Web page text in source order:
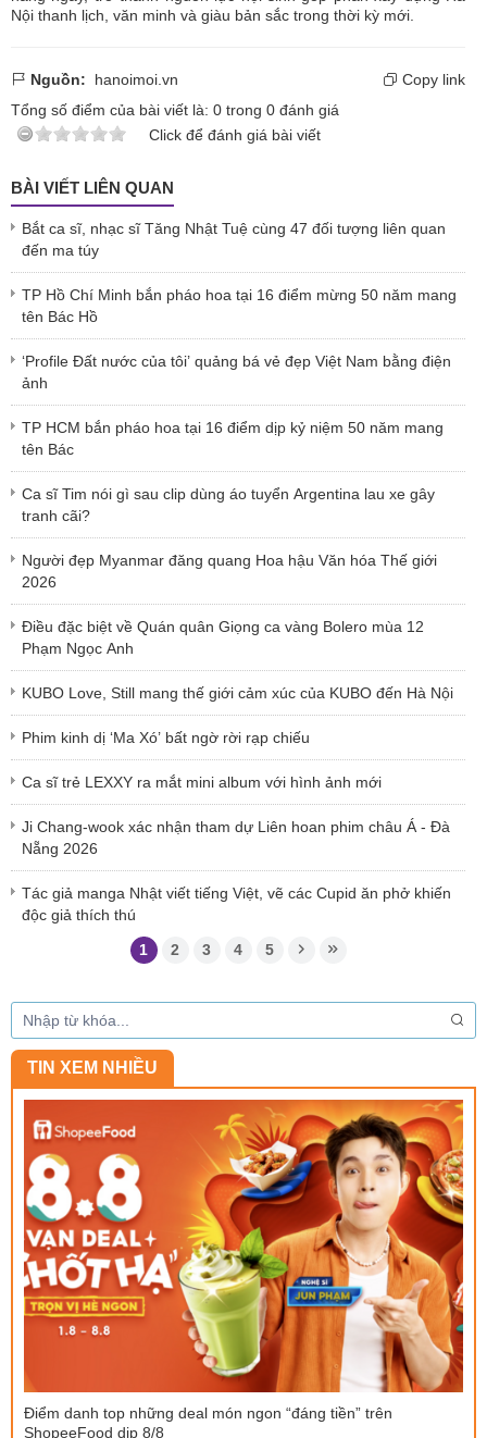
Nội thanh lịch, văn minh và giàu bản sắc trong thời kỳ mới.
Nguồn: hanoimoi.vn
Copy link
Tổng số điểm của bài viết là: 0 trong 0 đánh giá
Click để đánh giá bài viết
BÀI VIẾT LIÊN QUAN
Bắt ca sĩ, nhạc sĩ Tăng Nhật Tuệ cùng 47 đối tượng liên quan
đến ma túy
TP Hồ Chí Minh bắn pháo hoa tại 16 điểm mừng 50 năm mang
tên Bác Hồ
‘Profile Đất nước của tôi’ quảng bá vẻ đẹp Việt Nam bằng điện
ảnh
TP HCM bắn pháo hoa tại 16 điểm dịp kỷ niệm 50 năm mang
tên Bác
Ca sĩ Tim nói gì sau clip dùng áo tuyển Argentina lau xe gây
tranh cãi?
Người đẹp Myanmar đăng quang Hoa hậu Văn hóa Thế giới
2026
Điều đặc biệt về Quán quân Giọng ca vàng Bolero mùa 12
Phạm Ngọc Anh
KUBO Love, Still mang thế giới cảm xúc của KUBO đến Hà Nội
Phim kinh dị ‘Ma Xó’ bất ngờ rời rạp chiếu
Ca sĩ trẻ LEXXY ra mắt mini album với hình ảnh mới
Ji Chang-wook xác nhận tham dự Liên hoan phim châu Á - Đà
Nẵng 2026
Tác giả manga Nhật viết tiếng Việt, vẽ các Cupid ăn phở khiến
độc giả thích thú
1 2 3 4 5
TIN XEM NHIỀU
Điểm danh top những deal món ngon “đáng tiền” trên
ShopeeFood dịp 8/8